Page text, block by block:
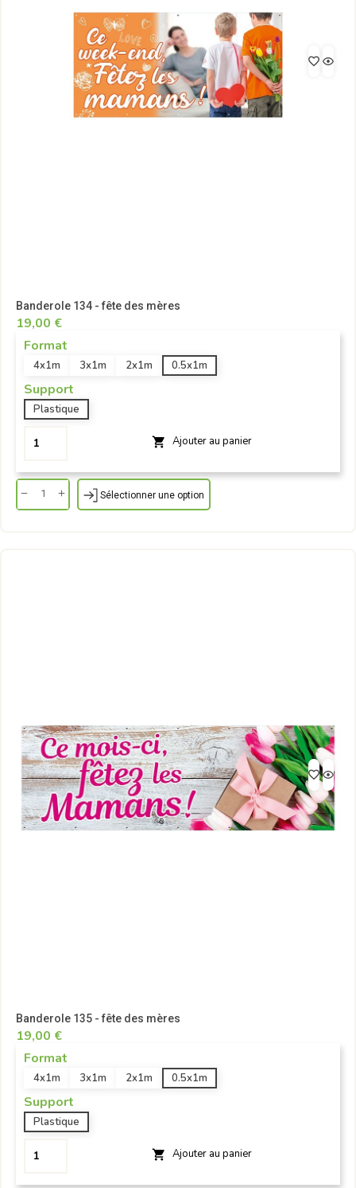
Banderole 134 - fête des mères
19,00 €
Format
4x1m 3x1m 2x1m 0.5x1m
Support
Plastique
 Ajouter au panier
Sélectionner une option
Banderole 135 - fête des mères
19,00 €
Format
4x1m 3x1m 2x1m 0.5x1m
Support
Plastique
 Ajouter au panier